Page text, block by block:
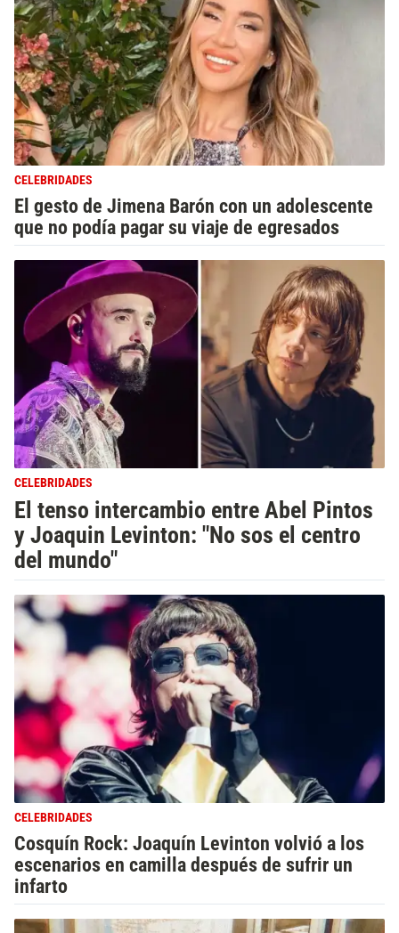
CELEBRIDADES
El gesto de Jimena Barón con un adolescente
que no podía pagar su viaje de egresados
CELEBRIDADES
El tenso intercambio entre Abel Pintos
y Joaquin Levinton: "No sos el centro
del mundo"
CELEBRIDADES
Cosquín Rock: Joaquín Levinton volvió a los
escenarios en camilla después de sufrir un
infarto